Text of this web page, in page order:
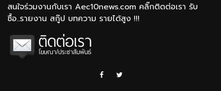
สนใจร่วมงานกับเรา Aec10news.com คลิ๊กติดต่อเรา รับ
ซื้อ..รายงาน สกู๊ป บทความ รายได้สูง !!!
Facebook
Twitter